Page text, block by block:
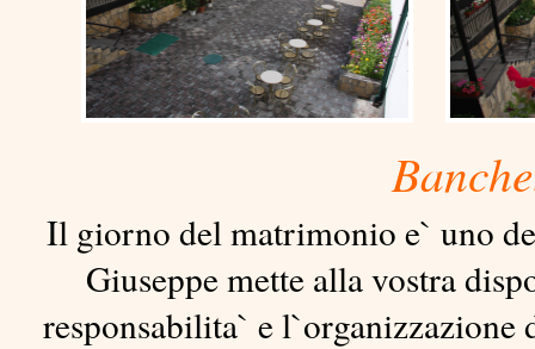
Il giorno del matrimonio e` uno
Giuseppe mette alla vostra
responsabilita` e l`organizzazione